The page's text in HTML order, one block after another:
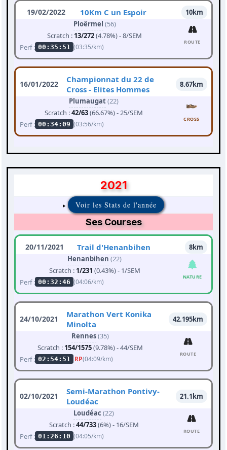
19/02/2022 10Km C un Espoir
10km
Ploërmel (56)
Scratch : 13/272(4.78%) - 8/SEM
Perf : 00:35:51 (03:35/km)
ROUTE
16/01/2022
Championnat du 22 de
Cross - Elites Hommes
8.67km
Plumaugat(22)
Scratch :42/63(66.67%) - 25/SEM
Perf : 00:34:09 (03:56/km)
CROSS
2021
Voir les Stats de l'année
Ses Courses
20/11/2021 Trail d'Henanbihen
8km
Henanbihen (22)
Scratch : 1/231 (0.43%) - 1/SEM
Perf : 00:32:46 (04:06/km)
NATURE
24/10/2021
Marathon Vert Konika
Minolta
42.195km
Rennes(35)
Scratch : 154/1575(9.78%) - 44/SEM
Perf : 02:54:51 RP(04:09/km)
ROUTE
02/10/2021
Semi-Marathon Pontivy-
Loudéac
21.1km
Loudéac (22)
Scratch :44/733(6%) - 16/SEM
Perf : 01:26:10 (04:05/km)
ROUTE